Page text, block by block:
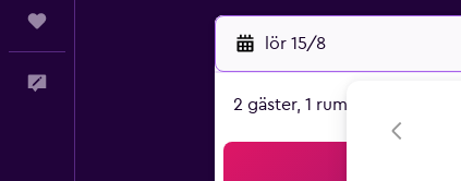
lör 15/8
2 gäster, 1 rum